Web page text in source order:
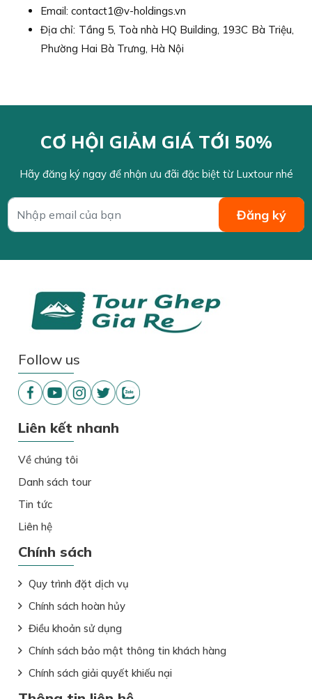
Email: contact1@v-holdings.vn
Địa chỉ: Tầng 5, Toà nhà HQ Building, 193C Bà Triệu,
Phường Hai Bà Trưng, Hà Nội
CƠ HỘI GIẢM GIÁ TỚI 50%
Hãy đăng ký ngay để nhận ưu đãi đặc biệt từ Luxtour nhé
Follow us
Liên kết nhanh
Về chúng tôi
Danh sách tour
Tin tức
Liên hệ
Chính sách
Quy trình đặt dịch vụ
Chính sách hoàn hủy
Điều khoản sử dụng
Chính sách bảo mật thông tin khách hàng
Chính sách giải quyết khiếu nại